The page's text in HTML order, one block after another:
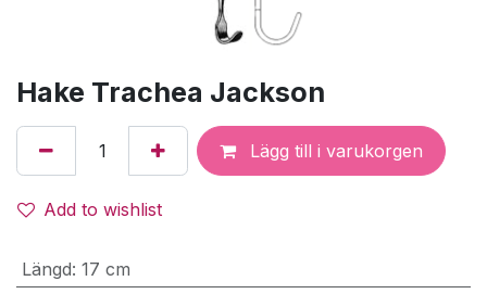
Hake Trachea Jackson
Lägg till i varukorgen
Add to wishlist
Längd: 17 cm